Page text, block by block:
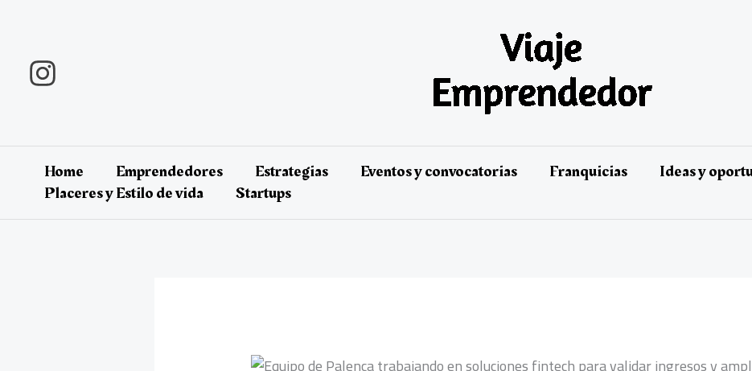
contenido
Home Emprendedores Estrategias Eventos y convocatorias Franquicias Ideas y
Placeres y Estilo de vida
Startups